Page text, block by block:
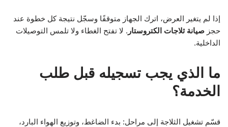
إذا لم يتغير العرض، اترك الجهاز متوقفًا وسجّل نتيجة كل خطوة عند
حجز صيانة ثلاجات الكتروستار . لا تفتح الغطاء ولا تلمس التوصيلات
الداخلية.
ما الذي يجب تسجيله قبل طلب
الخدمة؟
قسّم تشغيل الثلاجة إلى مراحل: بدء الضاغط، وتوزيع الهواء البارد،